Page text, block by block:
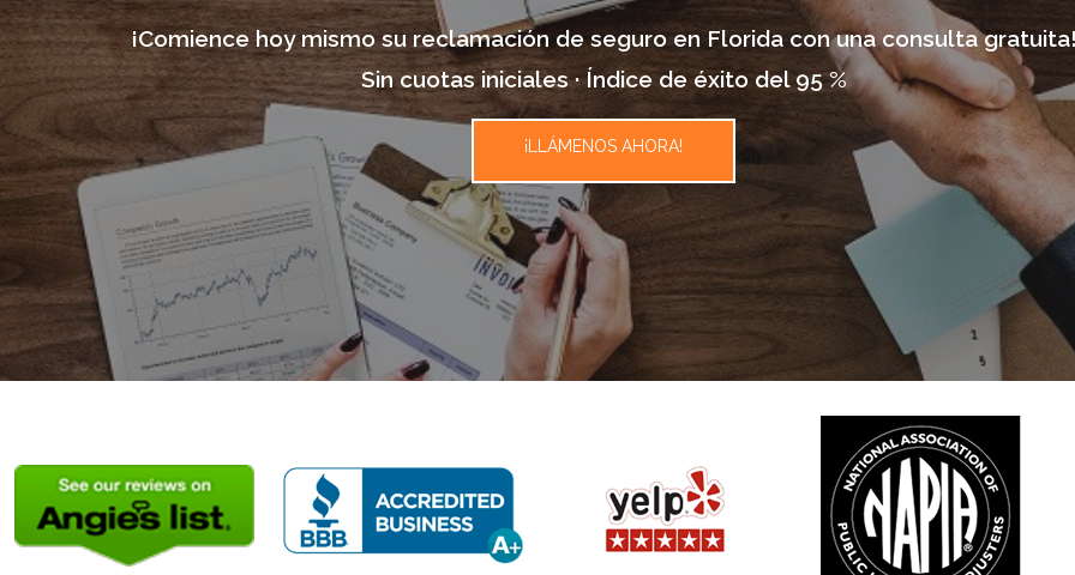
¡Comience hoy mismo su reclamación de seguro en Florida con una consulta gratuita!
Sin cuotas iniciales · Índice de éxito del 95 %
¡LLÁMENOS AHORA!